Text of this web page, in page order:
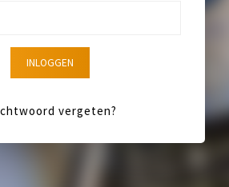
INLOGGEN
vergeten?